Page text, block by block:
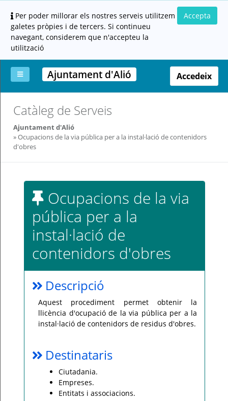
Per poder millorar els nostres serveis utilitzem
galetes pròpies i de tercers. Si continueu
navegant, considerem que n'accepteu la
utilització
Accepta
meva
documentació
ciutadana
administracions)
incidència,
Ajuntament d'Alió Accedeix
Catàleg de Serveis
Ajuntament d'Alió
Ocupacions de la via pública per a la instal·lació de contenidors
d'obres
Ocupacions de la via
pública per a la
instal·lació de
contenidors d'obres
Descripció
Aquest procediment permet obtenir la
llicència d'ocupació de la via pública per a la
instal·lació de contenidors de residus d'obres.
Destinataris
Ciutadania.
Empreses.
Entitats i associacions.